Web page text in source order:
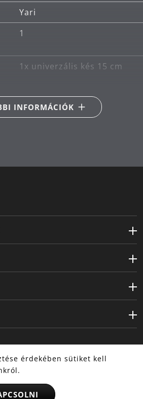
Yari
1
1x univerzális kés 15 cm
kiváló minőségű japán
acél (67 réteg)
INFORMÁCIÓK
érdekében sütiket kell